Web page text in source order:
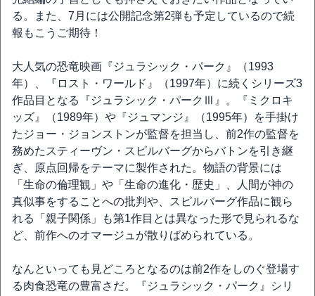
る。また、7月には公開記念第2弾も予定しているので続
報もこうご期待！
大人気の恐竜映画『ジュラシック・パーク』（1993
年）、『ロスト・ワールド』（1997年）に続くシリーズ3
作品目となる『ジュラシック・パークⅢ』。『ミクロキ
ッズ』（1989年）や『ジュマンジ』（1995年）を手掛け
たジョー・ジョンストンが監督を担当し、前2作の監督を
務めたスティーヴン・スピルバーグからバトンを引き継
ぎ、原点回帰をテーマに製作された。物語の背景には
「生命の倫理観」や「生命の進化・歴史」、人間が神の
真似事をすることへの批判や、スピルバーグ作品に観ら
れる「親子関係」も第1作目とは異なった形で見られるな
ど、前作へのオマージュが散りばめられている。
なんといっても見どころとなるのは前2作をしのぐ登場す
る肉食恐竜の豊富さだ。『ジュラシック・パーク』シリ